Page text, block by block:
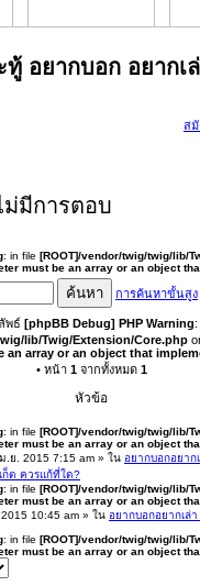
ทู้ อยากบอก อยากเ
ส
ม่มีการตอบ
: in file [ROOT]/vendor/twig/twig/lib/
must be an array or an object
ค้นหา การค้นหาขั้นสูง
พธ์ [phpBB Debug] PHP Warning
lib/Twig/Extension/Core.php
an array or an object that
• หน้า 1จากทั้งหมด 1
หัวข้อ
: in file [ROOT]/vendor/twig/twig/lib/
must be an array or an object
.ย. 2015 7:15 am » ใน อยากบอกอยา
ก็ต ควรแก้ที่ใด?
: in file [ROOT]/vendor/twig/twig/lib/
must be an array or an object
10:45 am » ใน อยากบอกอยากเล่
: in file [ROOT]/vendor/twig/twig/lib/
must be an array or an object